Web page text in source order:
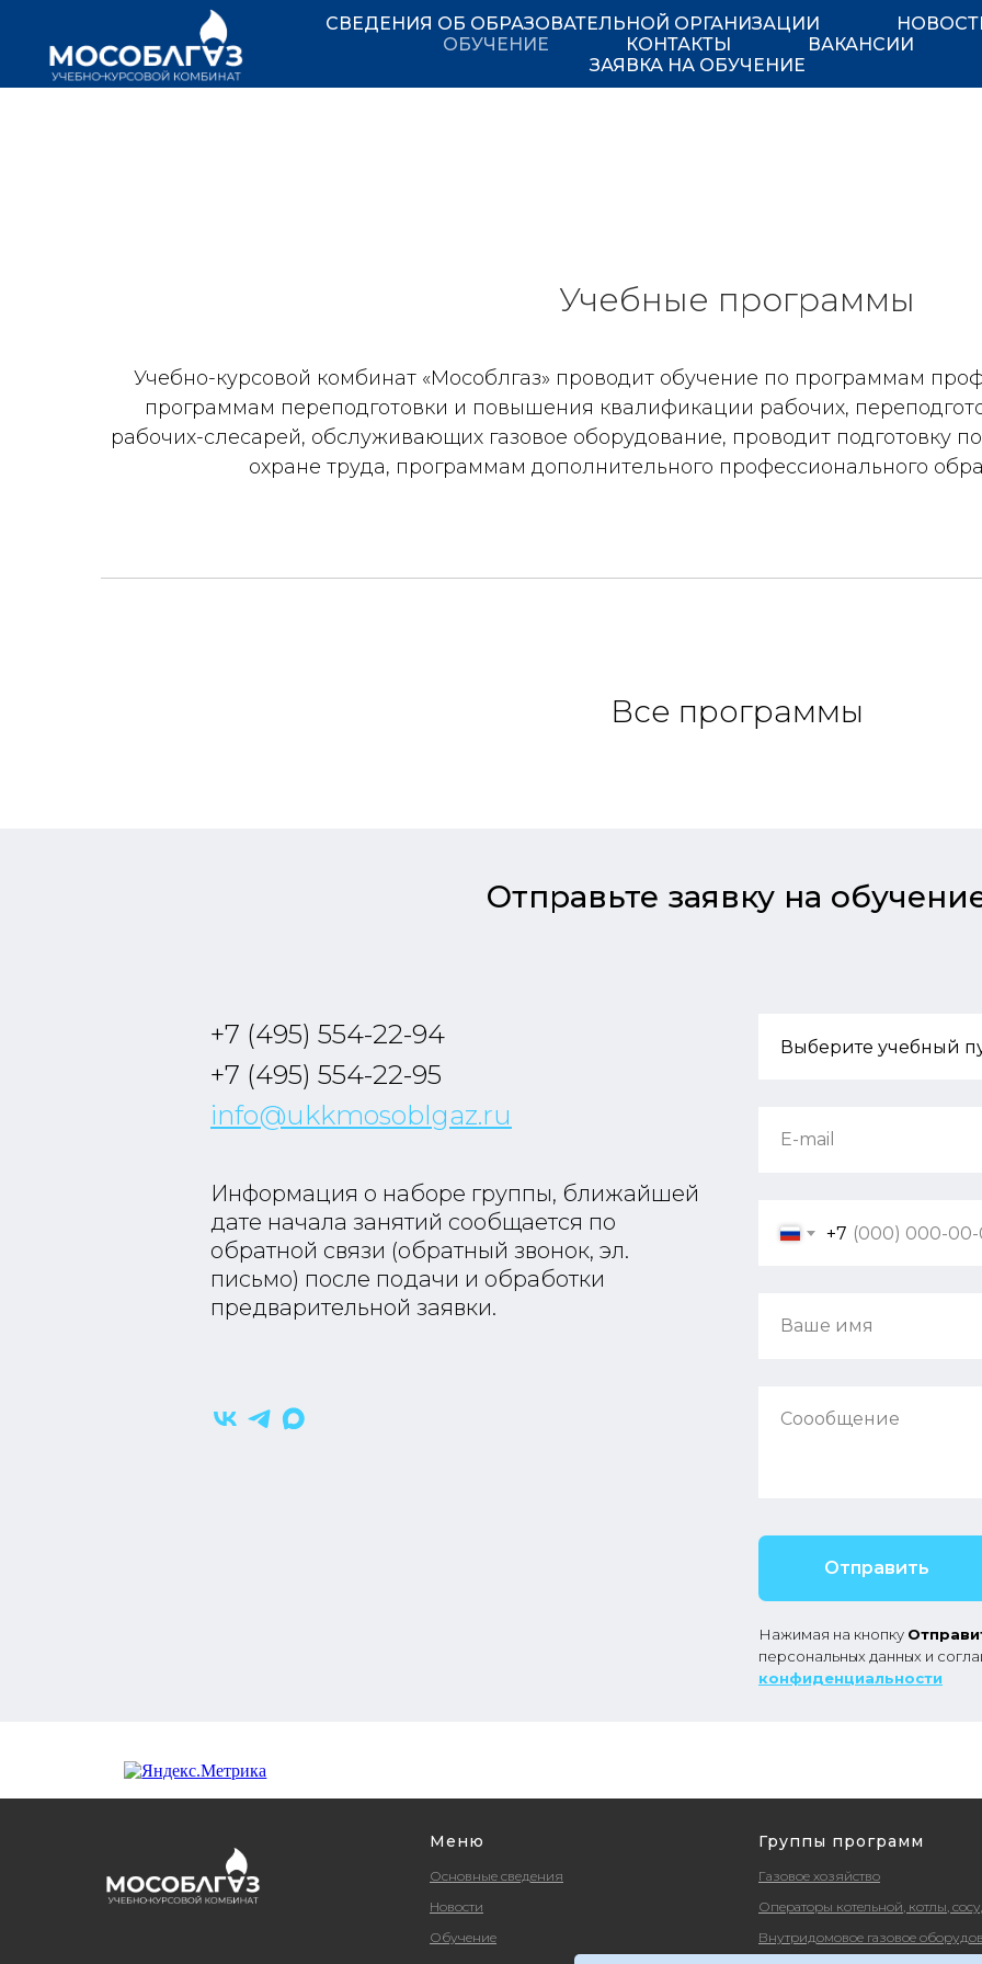
СВЕДЕНИЯ ОБ ОБРАЗОВАТЕЛЬНОЙ ОРГАНИЗАЦИИ
ОБУЧЕНИЕ
КОНТАКТЫ
ВАКАНСИИ
ЗАЯВКА НА ОБУЧЕНИЕ
Учебные программы
Учебно-курсовой комбинат «Мособлгаз» проводит обучение по программам
программам переподготовки и повышения квалификации рабочих,
рабочих-слесарей, обслуживающих газовое оборудование, проводит подготовку
охране труда, программам дополнительного профессионального
Все программы
Отправьте заявку на
+7 (495) 554-22-94
+7 (495) 554-22-95
info@ukkmosoblgaz.ru
Информация о наборе группы, ближайшей
дате начала занятий сообщается по
обратной связи (обратный звонок, эл.
письмо) после подачи и обработки
предварительной заявки.
E-mail
+7
Ваше имя
Соообщение
Отправить
Нажимая на кнопку
персональных данных и
конфиденциальности
Меню
Основные сведения
Новости
Обучение
Группы программ
Газовое хозяйство
Операторы котельной, котлы,
Внутридомовое газовое